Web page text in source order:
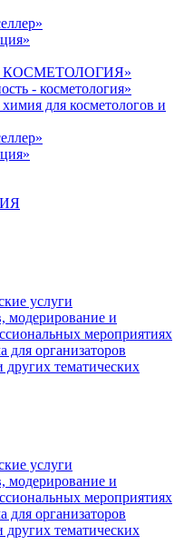
КОСМЕТОЛОГИЯ»
- косметология»
для косметологов и
услуги
модерирование и
мероприятиях
для организаторов
других тематических
услуги
модерирование и
мероприятиях
для организаторов
других тематических